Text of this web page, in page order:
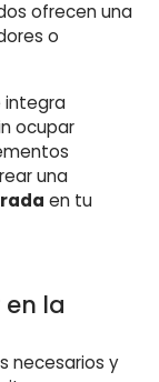
ofrecen una
o
integra
ocupar
una
en tu
la
necesarios y